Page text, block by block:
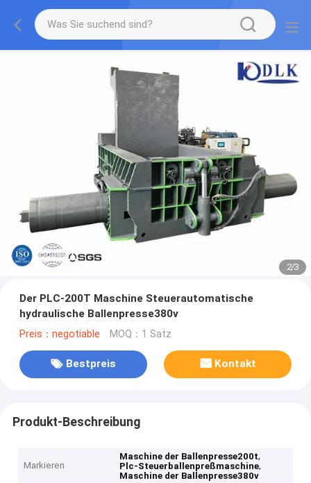
2/3
Der PLC-200T Maschine Steuerautomatische
hydraulische Ballenpresse380v
Preis：negotiable MOQ：1 Satz
Bestpreis Kontakt
Produkt-Beschreibung
Markieren
Maschine der Ballenpresse200t,
Plc-Steuerballenpreßmaschine,
Maschine der Ballenpresse380v